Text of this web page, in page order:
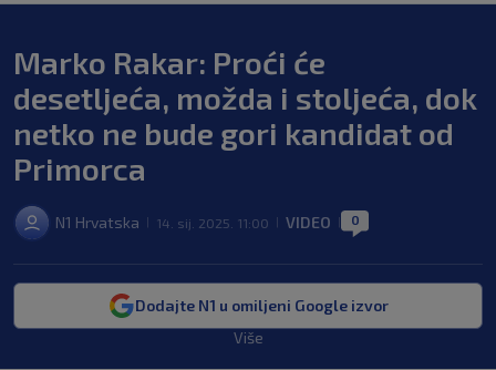
Marko Rakar: Proći će
desetljeća, možda i stoljeća, dok
netko ne bude gori kandidat od
Primorca
N1 Hrvatska 14. sij. 2025. 11:00 VIDEO 0
Dodajte N1 u omiljeni Google izvor
Više